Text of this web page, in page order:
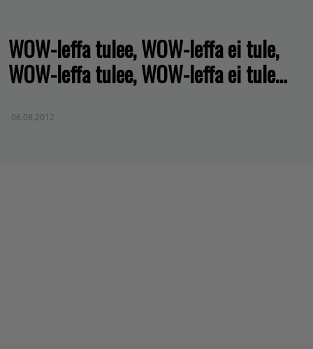
WOW-leffa tulee, WOW-leffa ei tule,
WOW-leffa tulee, WOW-leffa ei tule…
06.08.2012